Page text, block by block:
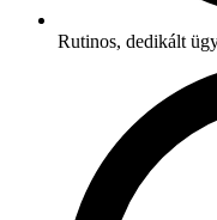
Rutinos, dedikált